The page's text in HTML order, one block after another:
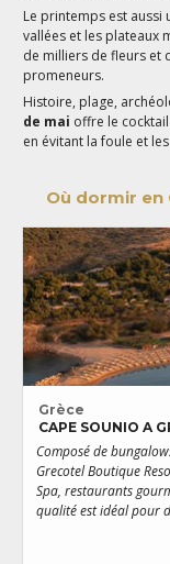
Le printemps est
vallées et les plateaux
de milliers de fleurs et
promeneurs.
Histoire, plage,
de mai offre le
en évitant la foule et
Où dormir en
Grèce
CAPE SOUNIO A
Composé de
Grecotel Boutique
Spa, restaurants
qualité est idéal pour